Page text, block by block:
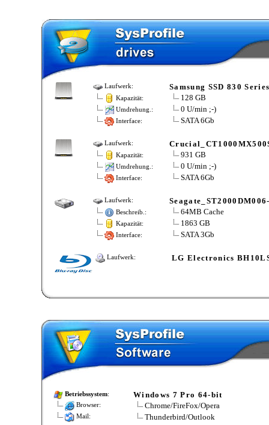
Laufwerk: Samsung SSD 830
Kapazität: 128 GB
Umdrehung.: 0 U/min ;-)
Interface: SATA 6Gb
Laufwerk:
Kapazität: 931 GB
Umdrehung.: 0 U/min ;-)
Interface: SATA 6Gb
Laufwerk:
Beschreib.: 64MB Cache
Kapazität: 1863 GB
Interface: SATA 3Gb
Laufwerk: LG Electronics
Betriebssystem: Windows 7 Pro 64-bit
Browser: Chrome/FireFox/Opera
Mail: Thunderbird/Outlook